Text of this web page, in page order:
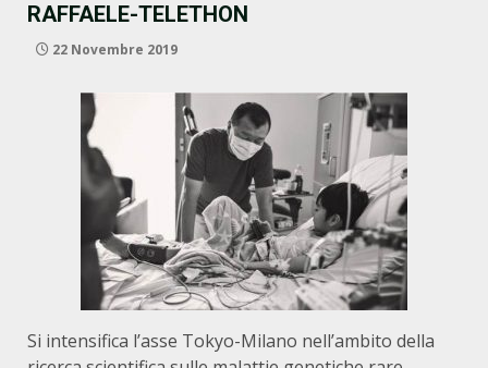
RAFFAELE-TELETHON
22 Novembre 2019
Si intensifica l’asse Tokyo-Milano nell’ambito della